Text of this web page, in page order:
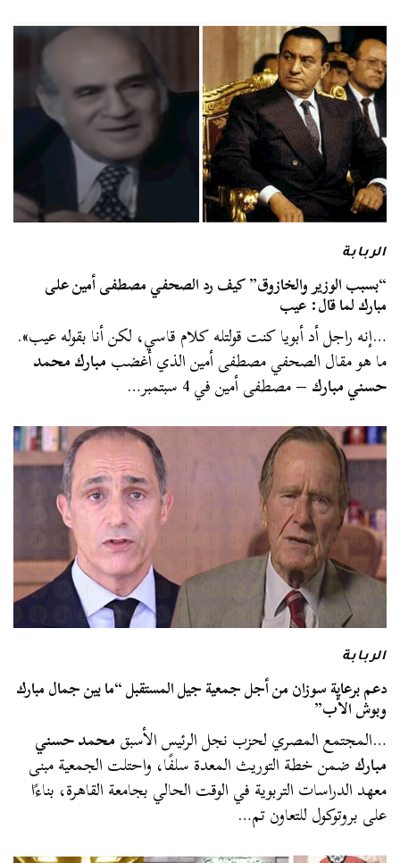
الربابة
“بسبب الوزير والخازوق” كيف رد الصحفي مصطفى أمين على
مبارك لما قال: عيب
…إنه راجل أد أبويا كنت قولتله كلام قاسي، لكن أنا بقوله عيب».
ما هو مقال الصحفي مصطفى أمين الذي أغضبمبارك محمد
حسني مبارك– مصطفى أمين في 4 سبتمبر…
الربابة
دعم برعاية سوزان من أجل جمعية جيل المستقبل “ما بين جمال مبارك
وبوش الأب”
…المجتمع المصري لحزب نجل الرئيس الأسبقمحمد حسني
مباركضمن خطة التوريث المعدة سلفًا، واحتلت الجمعية مبنى
معهد الدراسات التربوية في الوقت الحالي بجامعة القاهرة، بناءًا
على بروتوكول للتعاون تم…